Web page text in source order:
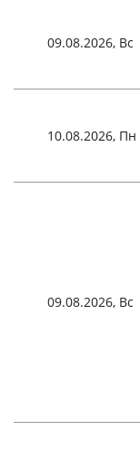
09.08.2026, Вс
10.08.2026, Пн
09.08.2026, Вс